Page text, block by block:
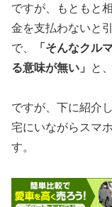
ですが、もともと
金を支払わないと
で、
「そんなクル
る意味が無い」
と
ですが、下に紹介
宅にいながらスマ
す。